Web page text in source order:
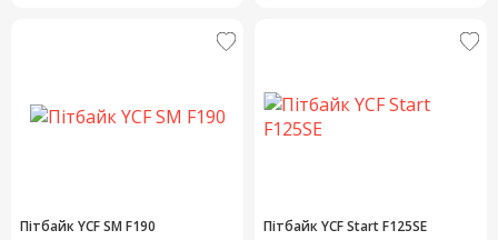
Пітбайк YCF SM F190 Пітбайк YCF Start F125SE